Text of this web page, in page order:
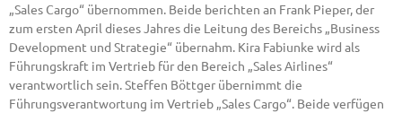
„Sales Cargo“ übernommen. Beide berichten an Frank Pieper, der
zum ersten April dieses Jahres die Leitung des Bereichs „Business
Development und Strategie“ übernahm. Kira Fabiunke wird als
Führungskraft im Vertrieb für den Bereich „Sales Airlines“
verantwortlich sein. Steffen Böttger übernimmt die
Führungsverantwortung im Vertrieb „Sales Cargo“. Beide verfügen